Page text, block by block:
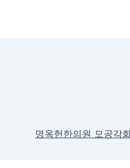
명옥헌한의원 모공각